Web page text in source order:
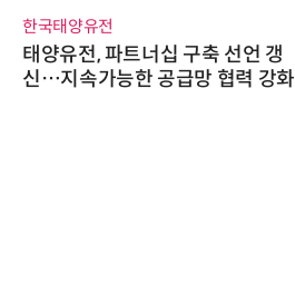
한국태양유전
태양유전, 파트너십 구축 선언 갱
신…지속가능한 공급망 협력 강화